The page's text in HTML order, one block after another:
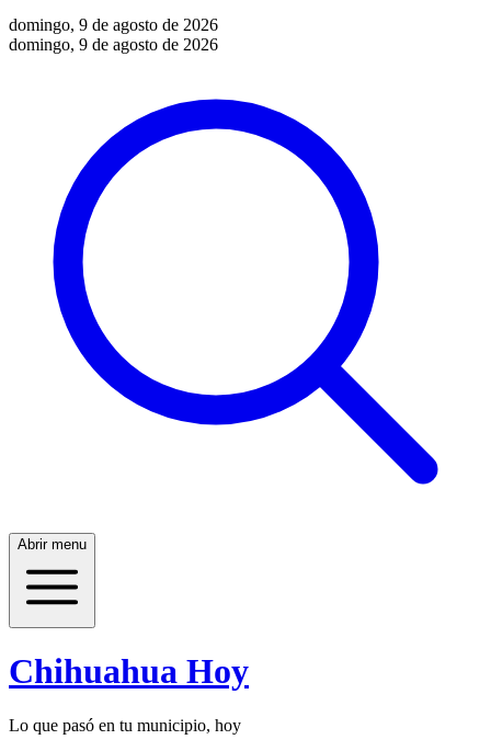
domingo, 9 de agosto de 2026
domingo, 9 de agosto de 2026
Abrir menu
Chihuahua Hoy
Lo que pasó en tu municipio, hoy